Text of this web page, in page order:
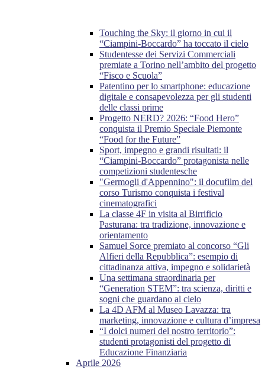
Touching the Sky: il giorno in cui il
“Ciampini-Boccardo” ha toccato il cielo
Studentesse dei Servizi Commerciali
premiate a Torino nell’ambito del progetto
“Fisco e Scuola”
Patentino per lo smartphone: educazione
digitale e consapevolezza per gli studenti
delle classi prime
Progetto NERD? 2026: “Food Hero”
conquista il Premio Speciale Piemonte
“Food for the Future”
Sport, impegno e grandi risultati: il
“Ciampini-Boccardo” protagonista nelle
competizioni studentesche
"Germogli d'Appennino": il docufilm del
corso Turismo conquista i festival
cinematografici
La classe 4F in visita al Birrificio
Pasturana: tra tradizione, innovazione e
orientamento
Samuel Sorce premiato al concorso “Gli
Alfieri della Repubblica”: esempio di
cittadinanza attiva, impegno e solidarietà
Una settimana straordinaria per
“Generation STEM”: tra scienza, diritti e
sogni che guardano al cielo
La 4D AFM al Museo Lavazza: tra
marketing, innovazione e cultura d’impresa
“I dolci numeri del nostro territorio”:
studenti protagonisti del progetto di
Educazione Finanziaria
Aprile 2026